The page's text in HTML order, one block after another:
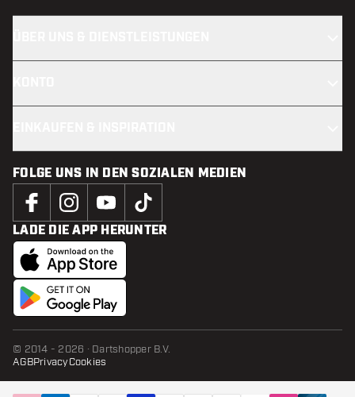
FOLGE UNS IN DEN SOZIALEN MEDIEN
LADE DIE APP HERUNTER
© 2014 - 2026 · Dartshopper B.V.
AGBPrivacyCookies